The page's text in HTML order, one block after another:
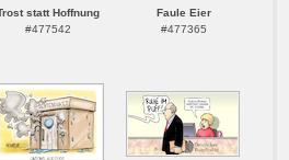
statt Hoffnung
#477542
Faule Eier
#477365